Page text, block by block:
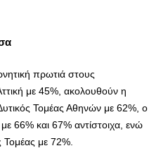
πρωτιά στους
με 45%, ακολουθούν η
Τομέας Αθηνών με 62%, ο
66% και 67% αντίστοιχα, ενώ
Τομέας με 72%.